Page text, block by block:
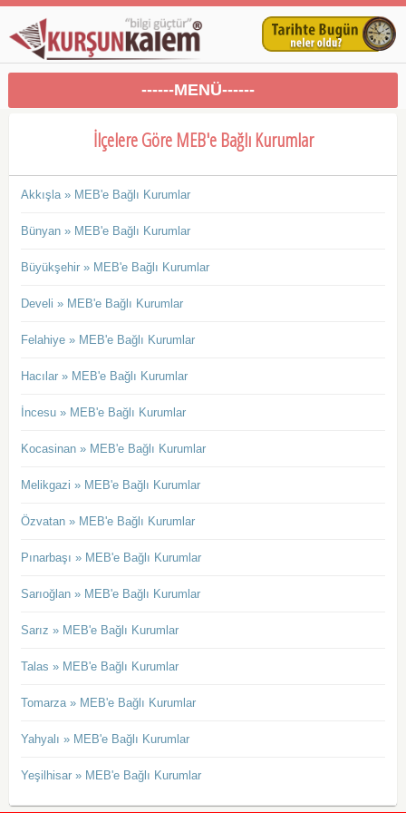
------MENÜ------
İlçelere Göre MEB'e Bağlı Kurumlar
Akkışla » MEB'e Bağlı Kurumlar
Bünyan » MEB'e Bağlı Kurumlar
Büyükşehir » MEB'e Bağlı Kurumlar
Develi » MEB'e Bağlı Kurumlar
Felahiye » MEB'e Bağlı Kurumlar
Hacılar » MEB'e Bağlı Kurumlar
İncesu » MEB'e Bağlı Kurumlar
Kocasinan » MEB'e Bağlı Kurumlar
Melikgazi » MEB'e Bağlı Kurumlar
Özvatan » MEB'e Bağlı Kurumlar
Pınarbaşı » MEB'e Bağlı Kurumlar
Sarıoğlan » MEB'e Bağlı Kurumlar
Sarız » MEB'e Bağlı Kurumlar
Talas » MEB'e Bağlı Kurumlar
Tomarza » MEB'e Bağlı Kurumlar
Yahyalı » MEB'e Bağlı Kurumlar
Yeşilhisar » MEB'e Bağlı Kurumlar